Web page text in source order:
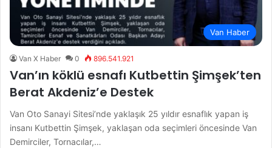
Van Haber
Van X Haber 0 896.541.921
Van’ın köklü esnafı Kutbettin Şimşek’ten
Berat Akdeniz’e Destek
Van Oto Sanayi Sitesi’nde yaklaşık 25 yıldır esnaflık yapan iş
insanı Kutbettin Şimşek, yaklaşan oda seçimleri öncesinde Van
Demirciler, Tornacılar,…